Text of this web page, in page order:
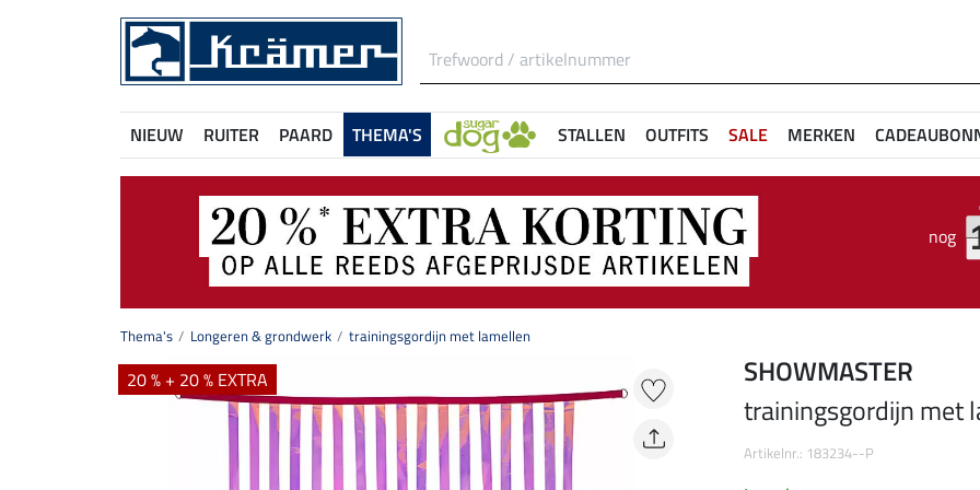
NIEUW RUITER PAARD THEMA'S STALLEN OUTFITS SALE MERKEN
nog
Thema's Longeren & grondwerk trainingsgordijn met lamellen
20 % + 20 % EXTRA
SHOWMASTER
trainingsgordijn met
Artikelnr.: 183234--P